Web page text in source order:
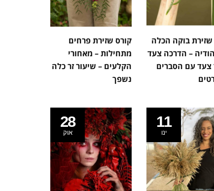
DIY שזירת בוקה הכלה
– הדרכה צעד
צעד עם הסברים
קורס שזירת פרחים
מתחילות – מאחורי
הקלעים – שיעור זר כלה
נשפך
11
ינו
28
אוק